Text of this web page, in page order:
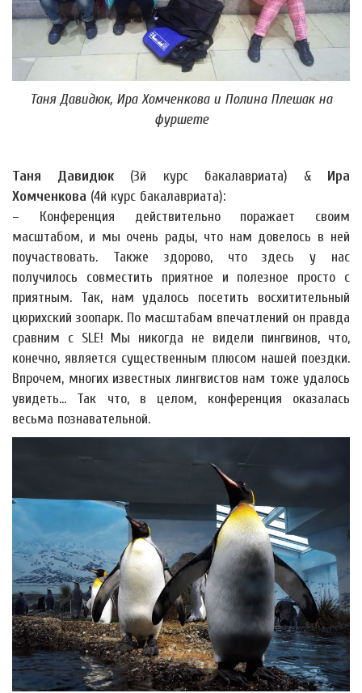
Таня Давидюк, Ира Хомченкова и Полина Плешак на
фуршете
Таня Давидюк (3й курс бакалавриата) & Ира
Хомченкова (4й курс бакалавриата):
– Конференция действительно поражает своим
масштабом, и мы очень рады, что нам довелось в ней
поучаствовать. Также здорово, что здесь у нас
получилось совместить приятное и полезное просто с
приятным. Так, нам удалось посетить восхитительный
цюрихский зоопарк. По масштабам впечатлений он правда
сравним с SLE! Мы никогда не видели пингвинов, что,
конечно, является существенным плюсом нашей поездки.
Впрочем, многих известных лингвистов нам тоже удалось
увидеть... Так что, в целом, конференция оказалась
весьма познавательной.